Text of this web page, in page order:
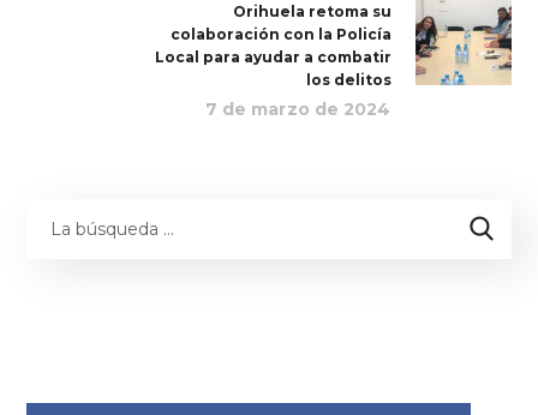
Orihuela retoma su
colaboración con la Policía
Local para ayudar a combatir
los delitos
7 de marzo de 2024